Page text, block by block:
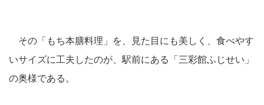
その「もち本膳料理」を、見た目にも美しく、食べやす
いサイズに工夫したのが、駅前にある「三彩館ふじせい」
の奥様である。